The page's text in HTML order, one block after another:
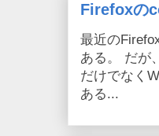
Firefoxの
最近の
ある。 だが
だけでなく
ある...